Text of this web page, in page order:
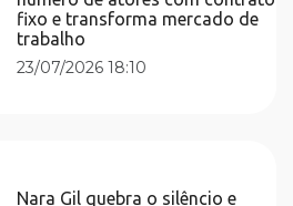
fixo e transforma mercado de
trabalho
23/07/2026 18:10
Nara Gil quebra o silêncio e